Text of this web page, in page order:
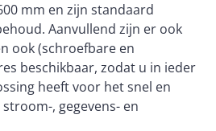
mm en zijn standaard
Aanvullend zijn er ook
ook (schroefbare en
beschikbaar, zodat u in ieder
heeft voor het snel en
, gegevens- en